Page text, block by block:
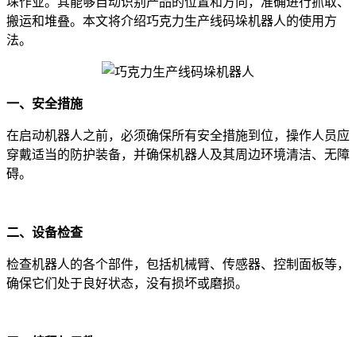
搬运和堆叠。本文将介绍巧克力生产线码垛机器人的使用方
法。
一、安全措施
在启动机器人之前，必须确保所有安全措施到位，操作人员应
穿戴适当的防护装备，并确保机器人及其周边环境清洁、无障
碍。
二、设备检查
检查机器人的各个部件，包括机械臂、传感器、控制面板等，
确保它们处于良好状态，没有损坏或磨损。